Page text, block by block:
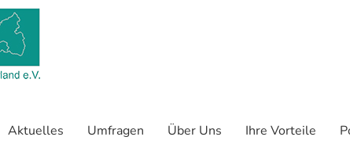
Aktuelles Umfragen Über Uns Ihre Vorteile